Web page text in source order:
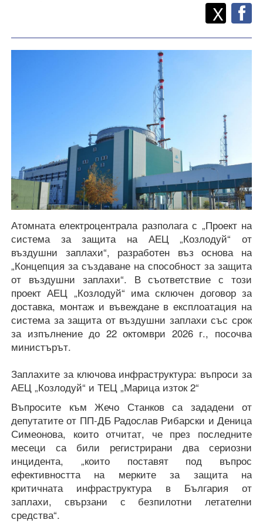
Споделете
X
Атомната електроцентрала разполага с „Проект на
система за защита на АЕЦ „Козлодуй“ от
въздушни заплахи“, разработен въз основа на
„Концепция за създаване на способност за защита
от въздушни заплахи“. В съответствие с този
проект АЕЦ „Козлодуй“ има сключен договор за
доставка, монтаж и въвеждане в експлоатация на
система за защита от въздушни заплахи със срок
за изпълнение до 22 октомври 2026 г., посочва
министърът.
Заплахите за ключова инфраструктура: въпроси за
АЕЦ „Козлодуй“ и ТЕЦ „Марица изток 2“
Въпросите към Жечо Станков са зададени от
депутатите от ПП-ДБ Радослав Рибарски и Деница
Симеонова, които отчитат, че през последните
месеци са били регистрирани два сериозни
инцидента, „които поставят под въпрос
ефективността на мерките за защита на
критичната инфраструктура в България от
заплахи, свързани с безпилотни летателни
средства“.